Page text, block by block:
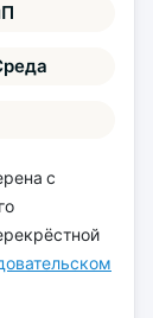
с